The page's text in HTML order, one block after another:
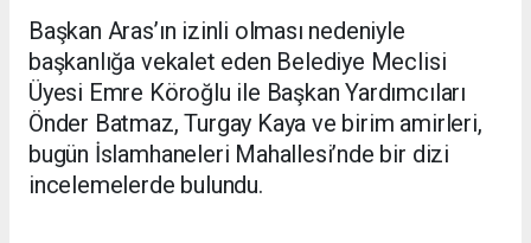
Başkan Aras’ın izinli olması nedeniyle
başkanlığa vekalet eden Belediye Meclisi
Üyesi Emre Köroğlu ile Başkan Yardımcıları
Önder Batmaz, Turgay Kaya ve birim amirleri,
bugün İslamhaneleri Mahallesi’nde bir dizi
incelemelerde bulundu.